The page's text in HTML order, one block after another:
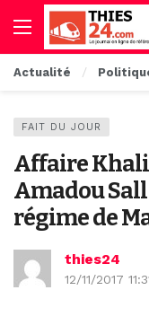
Actualité
FAIT DU JOUR
Affaire
Amadou
régime de
thies24
12/11/2017